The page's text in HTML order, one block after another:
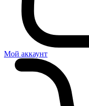
Мой аккаунт